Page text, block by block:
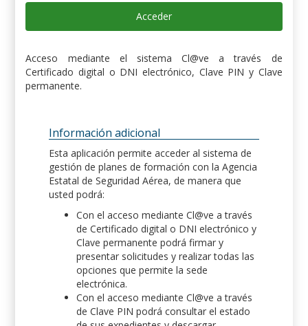
Acceder
Acceso mediante el sistema Cl@ve a través de
Certificado digital o DNI electrónico, Clave PIN y Clave
permanente.
Información adicional
Esta aplicación permite acceder al sistema de
gestión de planes de formación con la Agencia
Estatal de Seguridad Aérea, de manera que
usted podrá:
Con el acceso mediante Cl@ve a través
de Certificado digital o DNI electrónico y
Clave permanente podrá firmar y
presentar solicitudes y realizar todas las
opciones que permite la sede
electrónica.
Con el acceso mediante Cl@ve a través
de Clave PIN podrá consultar el estado